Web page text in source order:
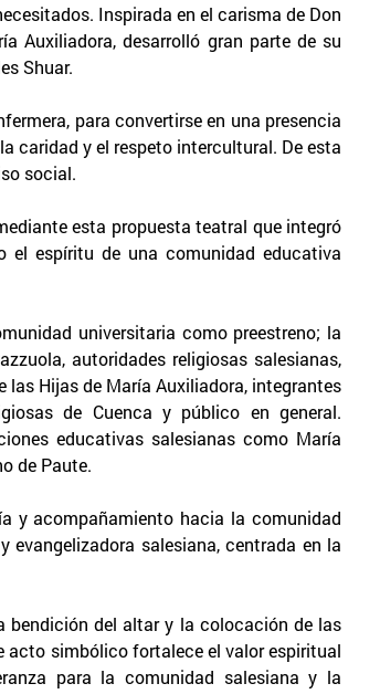
Inspirada en el carisma de Don
Auxiliadora, desarrolló gran parte de su
Shuar.
para convertirse en una presencia
caridad y el respeto intercultural. De esta
social.
esta propuesta teatral que integró
el espíritu de una comunidad educativa
universitaria como preestreno; la
autoridades religiosas salesianas,
las Hijas de María Auxiliadora, integrantes
de Cuenca y público en general.
educativas salesianas como María
de Paute.
y acompañamiento hacia la comunidad
salesiana, centrada en la
bendición del altar y la colocación de las
acto simbólico fortalece el valor espiritual
para la comunidad salesiana y la